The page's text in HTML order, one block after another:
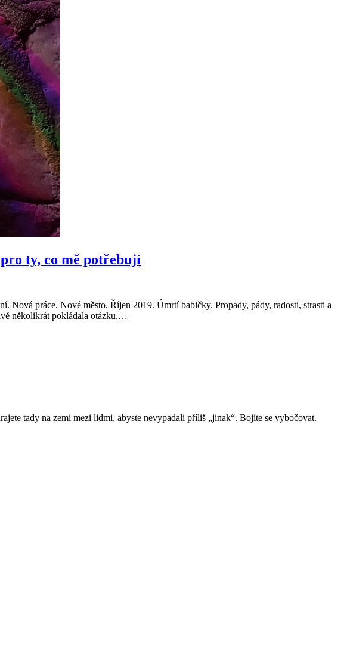
ty, co mě potřebují
práce. Nové město. Říjen 2019. Úmrtí babičky. Propady, pády, radosti, strasti a
několikrát pokládala otázku,…
tady na zemi mezi lidmi, abyste nevypadali příliš „jinak“. Bojíte se vybočovat.